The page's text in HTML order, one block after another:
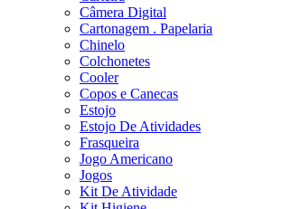
Câmera Digital
Cartonagem . Papelaria
Chinelo
Colchonetes
Cooler
Copos e Canecas
Estojo
Estojo De Atividades
Frasqueira
Jogo Americano
Jogos
Kit De Atividade